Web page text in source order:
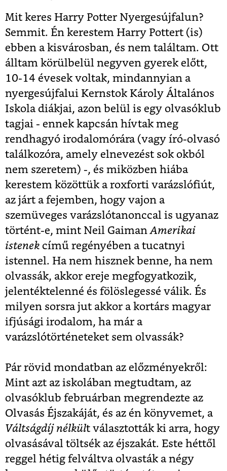
Mit keres Harry Potter Nyergesújfalun?
Semmit. Én kerestem Harry Pottert (is)
ebben a kisvárosban, és nem találtam. Ott
álltam körülbelül negyven gyerek előtt,
10-14 évesek voltak, mindannyian a
nyergesújfalui Kernstok Károly Általános
Iskola diákjai, azon belül is egy olvasóklub
tagjai - ennek kapcsán hívtak meg
rendhagyó irodalomórára (vagy író-olvasó
találkozóra, amely elnevezést sok okból
nem szeretem) -, és miközben hiába
kerestem közöttük a roxforti varázslófiút,
az járt a fejemben, hogy vajon a
szemüveges varázslótanonccal is ugyanaz
történt-e, mint Neil Gaiman Amerikai
istenek című regényében a tucatnyi
istennel. Ha nem hisznek benne, ha nem
olvassák, akkor ereje megfogyatkozik,
jelentéktelenné és fölöslegessé válik. És
milyen sorsra jut akkor a kortárs magyar
ifjúsági irodalom, ha már a
varázslótörténeteket sem olvassák?
Pár rövid mondatban az előzményekről:
Mint azt az iskolában megtudtam, az
olvasóklub februárban megrendezte az
Olvasás Éjszakáját, és az én könyvemet, a
Váltságdíj nélkült választották ki arra, hogy
olvasásával töltsék az éjszakát. Este héttől
reggel hétig felváltva olvasták a négy